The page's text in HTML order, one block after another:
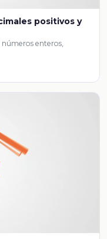
positivos y
enteros,